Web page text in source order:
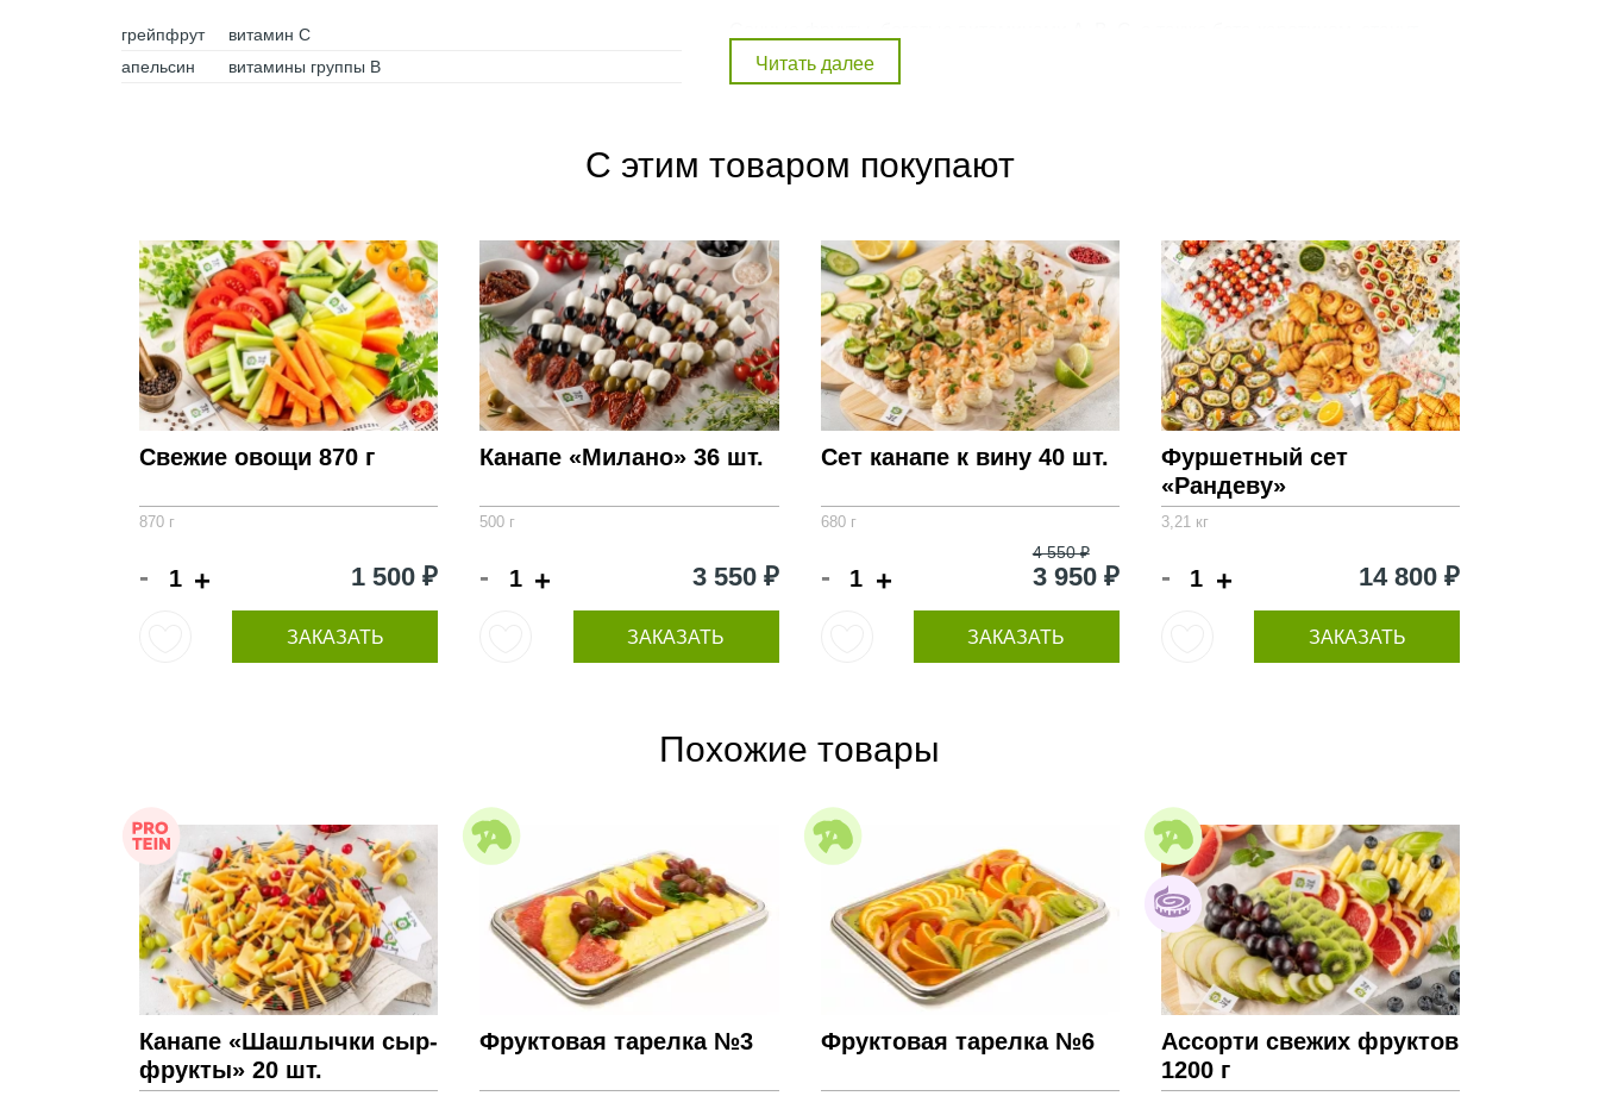
грейпфрут
витамин С
апельсин
витамины группы B
прекрасным дополнением к любому праздничному столу. В наборе апельсины, киви
и грейпфрут. Блюдо отлично подойдует для вегетарианской вечеринки.
С этим товаром покупают
Свежие овощи 870 г
870 г
- + 1 500 ₽
ЗАКАЗАТЬ
Канапе «Милано» 36 шт.
500 г
- + 3 550 ₽
ЗАКАЗАТЬ
Сет канапе к вину 40 шт.
680 г
- +
4 550 ₽
3 950 ₽
ЗАКАЗАТЬ
Фуршетный сет
«Рандеву»
3,21 кг
- + 14 800 ₽
ЗАКАЗАТЬ
Похожие товары
Канапе «Шашлычки сыр-
фрукты» 20 шт.
Фруктовая тарелка №3 Фруктовая тарелка №6
Ассорти свежих фруктов
1200 г